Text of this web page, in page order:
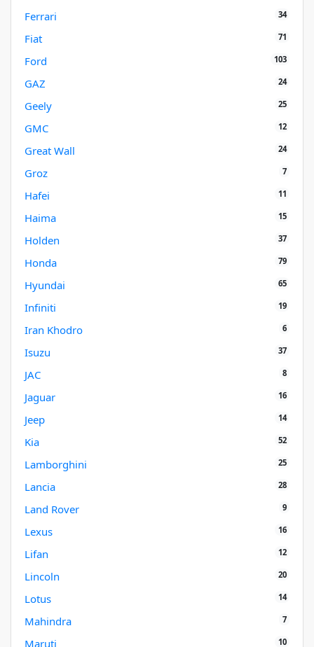
Ferrari 34
Fiat 71
Ford 103
GAZ 24
Geely 25
GMC 12
Great Wall 24
Groz 7
Hafei 11
Haima 15
Holden 37
Honda 79
Hyundai 65
Infiniti 19
Iran Khodro 6
Isuzu 37
JAC 8
Jaguar 16
Jeep 14
Kia 52
Lamborghini 25
Lancia 28
Land Rover 9
Lexus 16
Lifan 12
Lincoln 20
Lotus 14
Mahindra 7
Maruti 10